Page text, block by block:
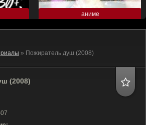
аниме
» Пожиратель душ (2008)
(2008)